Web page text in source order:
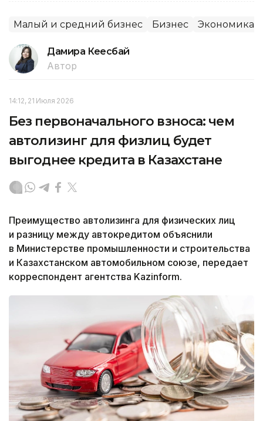
Малый и средний бизнес Бизнес Экономика
Дамира Кеңесбай
Автор
14:12, 21 Июля 2026
Без первоначального взноса: чем
автолизинг для физлиц будет
выгоднее кредита в Казахстане
Преимущество автолизинга для физических лиц
и разницу между автокредитом объяснили
в Министерстве промышленности и строительства
и Казахстанском автомобильном союзе, передает
корреспондент агентства Kazinform.